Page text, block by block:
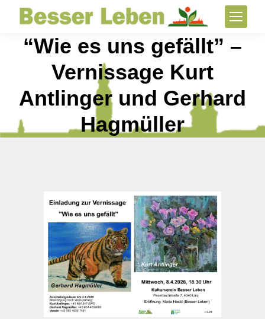
“Wie es uns gefällt” –
Vernissage Kurt
Antlinger und Gerhard
Hagmüller